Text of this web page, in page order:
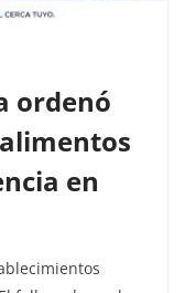
ordenó
en